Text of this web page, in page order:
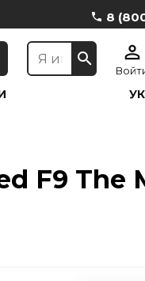
8
F9 The